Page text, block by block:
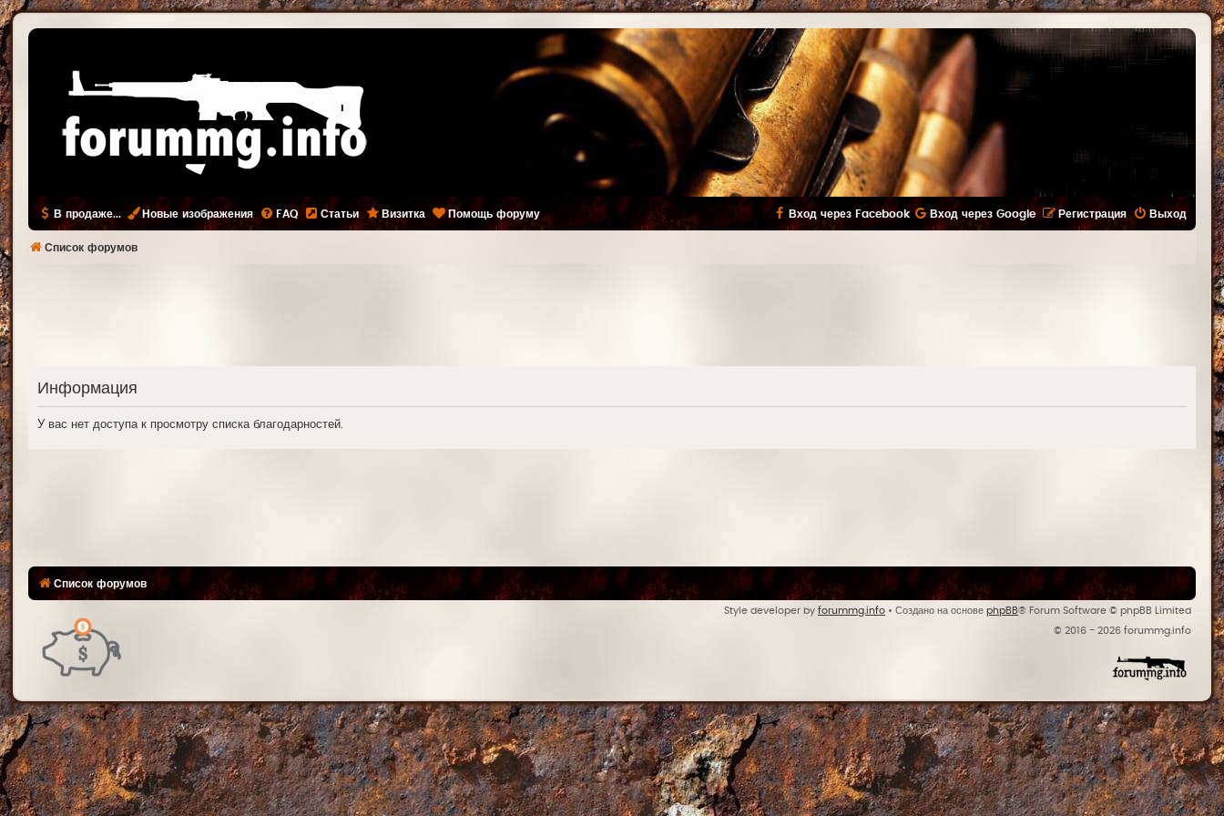
В продаже... Новые изображения FAQ Статьи Визитка Помощь форуму Выход
Регистрация
Вход через Facebook Вход через Google
Список форумов
Информация
У вас нет доступа к просмотру списка благодарностей.
Список форумов
Style developer by forummg.info • Создано на основе phpBB® Forum Software © phpBB Limited
© 2016 - 2026 forummg.info